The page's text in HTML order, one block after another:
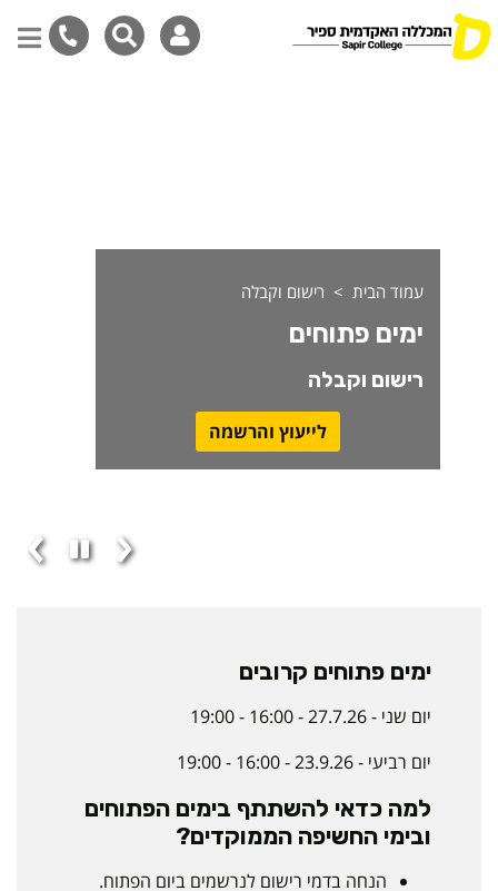
עמוד הבית רישום וקבלה
ימים פתוחים
רישום וקבלה
לייעוץ והרשמה
ימים פתוחים קרובים
יום שני - 27.7.26 - 16:00 - 19:00
יום רביעי - 23.9.26 - 16:00 - 19:00
למה כדאי להשתתף בימים הפתוחים
ובימי החשיפה הממוקדים?
הנחה בדמי רישום לנרשמים ביום הפתוח.